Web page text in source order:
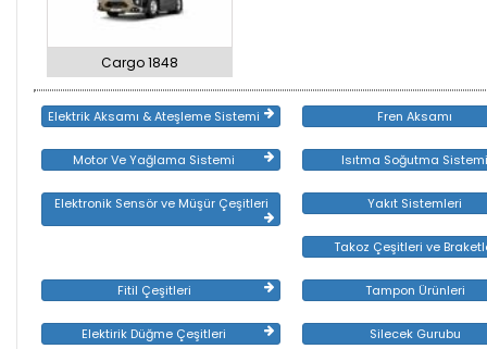
Cargo 1848
Elektrik Aksamı & Ateşleme Sistemi Fren Aksamı
Motor Ve Yağlama Sistemi Isıtma Soğutma
Elektronik Sensör ve Müşür Çeşitleri Yakıt Sistemleri
Takoz Çeşitleri ve
Fitil Çeşitleri Tampon Ürünleri
Elektirik Düğme Çeşitleri Silecek Gurubu